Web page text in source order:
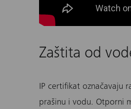
Zaštita od
IP certifikat označavaju
prašinu i vodu. Otporni